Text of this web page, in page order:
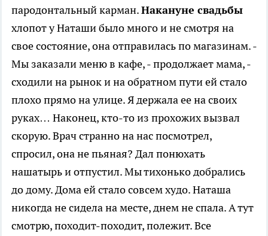
пародонтальный карман.Накануне свадьбы
хлопот у Наташи было много и не смотря на
свое состояние, она отправилась по магазинам. -
Мы заказали меню в кафе, - продолжает мама, -
сходили на рынок и на обратном пути ей стало
плохо прямо на улице. Я держала ее на своих
руках… Наконец, кто-то из прохожих вызвал
скорую. Врач странно на нас посмотрел,
спросил, она не пьяная? Дал понюхать
нашатырь и отпустил. Мы тихонько добрались
до дому. Дома ей стало совсем худо. Наташа
никогда не сидела на месте, днем не спала. А тут
смотрю, походит-походит, полежит. Все